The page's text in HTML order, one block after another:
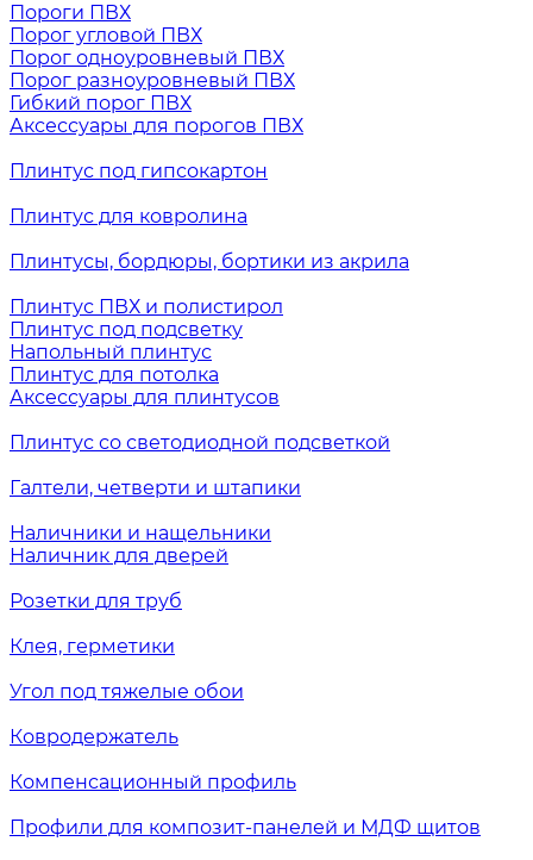
Пороги ПВХ
Порог угловой ПВХ
Порог одноуровневый ПВХ
Порог разноуровневый ПВХ
Гибкий порог ПВХ
Аксессуары для порогов ПВХ
Плинтус под гипсокартон
Плинтус для ковролина
Плинтусы, бордюры, бортики из акрила
Плинтус ПВХ и полистирол
Плинтус под подсветку
Напольный плинтус
Плинтус для потолка
Аксессуары для плинтусов
Плинтус со светодиодной подсветкой
Галтели, четверти и штапики
Наличники и нащельники
Наличник для дверей
Розетки для труб
Клея, герметики
Угол под тяжелые обои
Ковродержатель
Компенсационный профиль
Профили для композит-панелей и МДФ щитов